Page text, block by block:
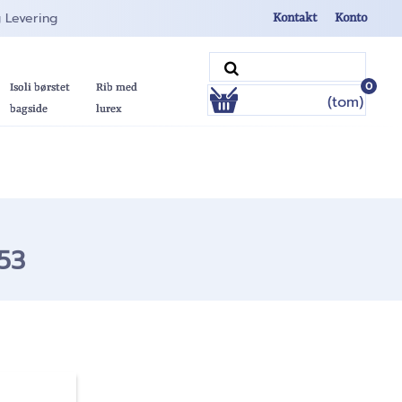
Levering Kontakt Konto
Isoli børstet
bagside
Rib med
lurex
(tom)
0